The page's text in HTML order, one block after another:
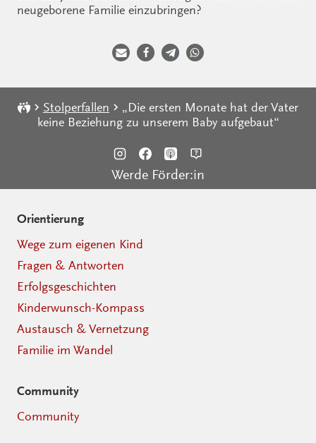
neugeborene Familie einzubringen?
Stolperfallen
„Die ersten Monate hat der Vater
keine Beziehung zu unserem Baby aufgebaut“
Werde Förder:in
Orientierung
Wege zum eigenen Kind
Fragen & Antworten
Erfolgsgeschichten
Kinderwunsch-Kompass
Austausch & Vernetzung
Familie im Wandel
Community
Community